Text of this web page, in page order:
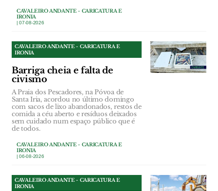
CAVALEIRO ANDANTE - CARICATURA E
IRONIA
| 07-08-2026
CAVALEIRO ANDANTE - CARICATURA E
IRONIA
Barriga cheia e falta de
civismo
A Praia dos Pescadores, na Póvoa de
Santa Iria, acordou no último domingo
com sacos de lixo abandonados, restos de
comida a céu aberto e resíduos deixados
sem cuidado num espaço público que é
de todos.
CAVALEIRO ANDANTE - CARICATURA E
IRONIA
| 06-08-2026
CAVALEIRO ANDANTE - CARICATURA E
IRONIA